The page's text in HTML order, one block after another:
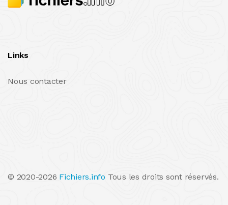
Links
Nous contacter
© 2020-2026 Fichiers.info Tous les droits sont réservés.